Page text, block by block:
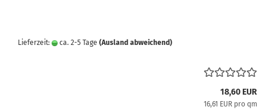
Lieferzeit: ca. 2-5 Tage (Ausland abweichend)
18,60 EUR
16,61 EUR pro qm